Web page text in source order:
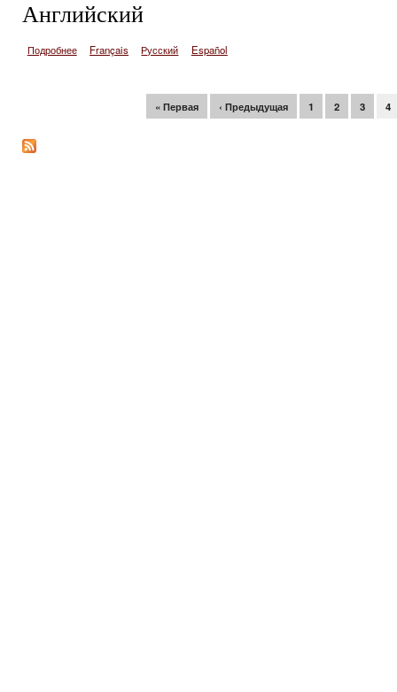
Английский
Подробнеео 40th meeting of the Commission Opens
Français Русский Español
« Первая ‹ Предыдущая 1 2 3 4